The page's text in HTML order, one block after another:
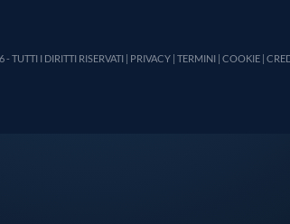
TUTTI I DIRITTI RISERVATI | PRIVACY | TERMINI | COOKIE |